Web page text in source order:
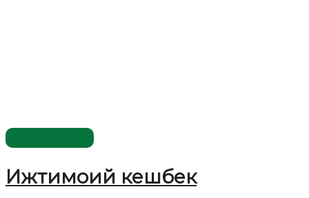
Ижтимоий кешбек